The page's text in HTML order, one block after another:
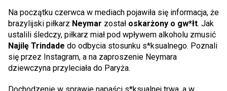
Na początku czerwca w mediach pojawiła się informacja, że
brazylijski piłkarz Neymar został oskarżony o gw*łt. Jak
ustalili śledczy, piłkarz miał pod wpływem alkoholu zmusić
Najilę Trindade do odbycia stosunku s*ksualnego. Poznali
się przez Instagram, a na zaproszenie Neymara
dziewczyna przyleciała do Paryża.
Dochodzenie w sprawie napaści s*ksualnej trwa, a w